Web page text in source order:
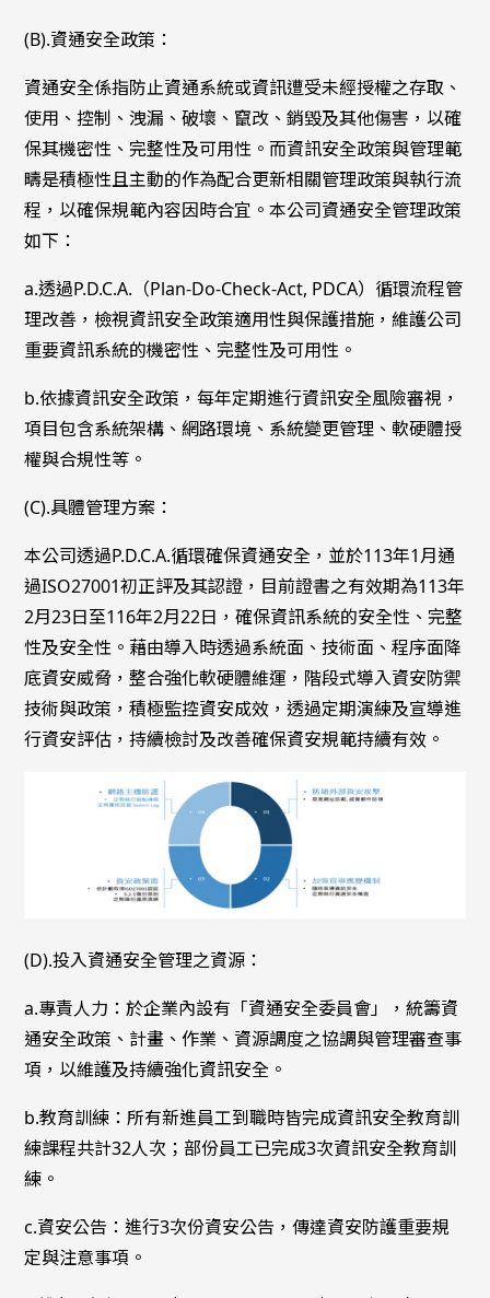
(B).資通安全政策：
資通安全係指防止資通系統或資訊遭受未經授權之存取、
使用、控制、洩漏、破壞、竄改、銷毀及其他傷害，以確
保其機密性、完整性及可用性。而資訊安全政策與管理範
疇是積極性且主動的作為配合更新相關管理政策與執行流
程，以確保規範內容因時合宜。本公司資通安全管理政策
如下：
a.透過P.D.C.A.（Plan-Do-Check-Act, PDCA）循環流程管
理改善，檢視資訊安全政策適用性與保護措施，維護公司
重要資訊系統的機密性、完整性及可用性。
b.依據資訊安全政策，每年定期進行資訊安全風險審視，
項目包含系統架構、網路環境、系統變更管理、軟硬體授
權與合規性等。
(C).具體管理方案：
本公司透過P.D.C.A.循環確保資通安全，並於113年1月通
過ISO27001初正評及其認證，目前證書之有效期為113年
2月23日至116年2月22日，確保資訊系統的安全性、完整
性及安全性。藉由導入時透過系統面、技術面、程序面降
底資安威脅，整合強化軟硬體維運，階段式導入資安防禦
技術與政策，積極監控資安成效，透過定期演練及宣導進
行資安評估，持續檢討及改善確保資安規範持續有效。
(D).投入資通安全管理之資源：
a.專責人力：於企業內設有「資通安全委員會」，統籌資
通安全政策、計畫、作業、資源調度之協調與管理審查事
項，以維護及持續強化資訊安全。
b.教育訓練：所有新進員工到職時皆完成資訊安全教育訓
練課程共計32人次；部份員工已完成3次資訊安全教育訓
練。
c.資安公告：進行3次份資安公告，傳達資安防護重要規
定與注意事項。